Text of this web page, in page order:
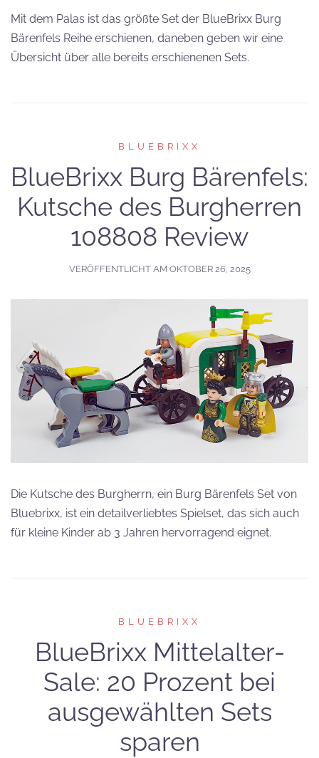
Mit dem Palas ist das größte Set der BlueBrixx Burg
Bärenfels Reihe erschienen, daneben geben wir eine
Übersicht über alle bereits erschienenen Sets.
BLUEBRIXX
BlueBrixx Burg Bärenfels:
Kutsche des Burgherren
108808 Review
VERÖFFENTLICHT AM OKTOBER 26, 2025
Die Kutsche des Burgherrn, ein Burg Bärenfels Set von
Bluebrixx, ist ein detailverliebtes Spielset, das sich auch
für kleine Kinder ab 3 Jahren hervorragend eignet.
BLUEBRIXX
BlueBrixx Mittelalter-
Sale: 20 Prozent bei
ausgewählten Sets
sparen